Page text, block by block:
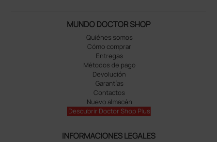
MUNDO DOCTOR SHOP
Quiénes somos
Cómo comprar
Entregas
Métodos de pago
Devolución
Garantías
Contactos
Nuevo almacén
Descubrir Doctor Shop Plus
INFORMACIONES LEGALES